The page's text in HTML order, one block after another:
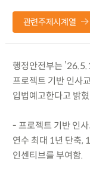
관련주제시계열
행정안전부는
프로젝트 기반 인사
입법예고한다고 밝
- 프로젝트 기반 인
연수 최대 1년 단축,
인센티브를 부여함.